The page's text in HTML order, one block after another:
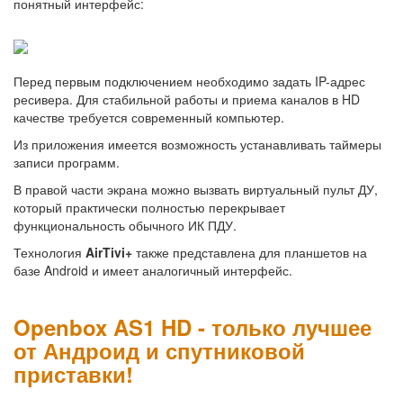
понятный интерфейс:
Перед первым подключением необходимо задать IP-адрес
ресивера. Для стабильной работы и приема каналов в HD
качестве требуется современный компьютер.
Из приложения имеется возможность устанавливать таймеры
записи программ.
В правой части экрана можно вызвать виртуальный пульт ДУ,
который практически полностью перекрывает
функциональность обычного ИК ПДУ.
Технология AirTivi+ также представлена для планшетов на
базе Android и имеет аналогичный интерфейс.
Openbox AS1 HD - только лучшее
от Андроид и спутниковой
приставки!